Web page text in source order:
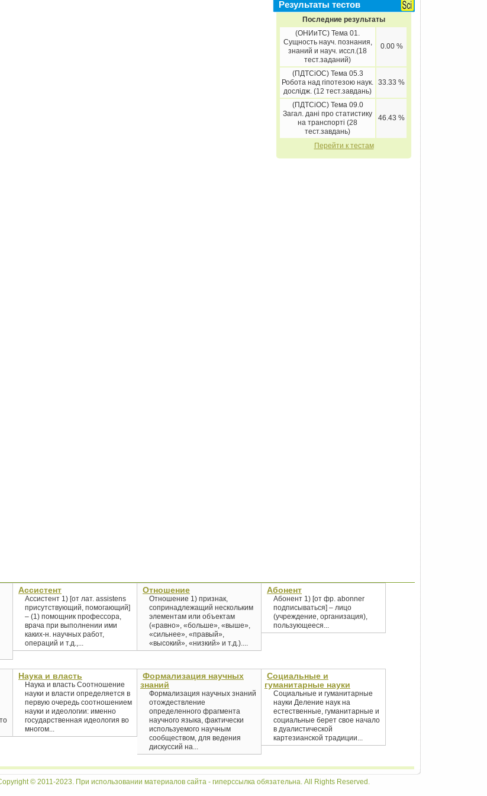
Результаты тестов
Последние результаты
(ОНИиТС) Тема 01.
Сущность науч. познания,
знаний и науч. иссл.(18
тест.заданий)
0.00 %
(ПДТСіОС) Тема 05.3
Робота над гіпотезою наук.
дослідж. (12 тест.завдань)
33.33 %
(ПДТСіОС) Тема 09.0
Загал. дані про статистику
на транспорті (28
тест.завдань)
46.43 %
Перейти к тестам
Ассистент
Ассистент 1) [от лат. assistens
присутствующий, помогающий]
– (1) помощник профессора,
врача при выполнении ими
каких-н. научных работ,
операций и т.д.,...
Отношение
Отношение 1) признак,
сопринадлежащий нескольким
элементам или объектам
(«равно», «больше», «выше»,
«сильнее», «правый»,
«высокий», «низкий» и т.д.)....
Абонент
Абонент 1) [от фр. abonner
подписываться] – лицо
(учреждение, организация),
пользующееся...
Наука и власть
Наука и власть Соотношение
науки и власти определяется в
первую очередь соотношением
науки и идеологии: именно
государственная идеология во
многом...
Формализация научных
знаний
Формализация научных знаний
отождествление
определенного фрагмента
научного языка, фактически
используемого научным
сообществом, для ведения
дискуссий на...
Социальные и
гуманитарные науки
Социальные и гуманитарные
науки Деление наук на
естественные, гуманитарные и
социальные берет свое начало
в дуалистической
картезианской традиции...
© 2011-2023. При использовании материалов сайта - гиперссылка обязательна. All Rights Reserved.